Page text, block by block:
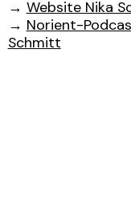
→ Website Nika
→ Norient-
Schmitt